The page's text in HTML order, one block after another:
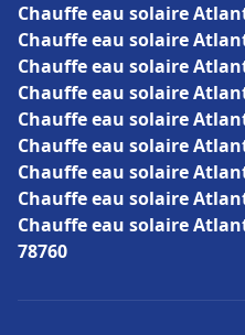
Chauffe eau solaire
Chauffe eau solaire
Chauffe eau solaire
Chauffe eau solaire
Chauffe eau solaire
Chauffe eau solaire
Chauffe eau solaire
Chauffe eau solaire
Chauffe eau solaire
78760